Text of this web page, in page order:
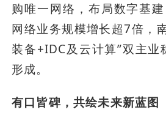
购唯一网络，布局数字基
网络业务规模增长超7倍，
装备+IDC及云计算”双主业
形成。
有口皆碑，共绘未来新蓝图